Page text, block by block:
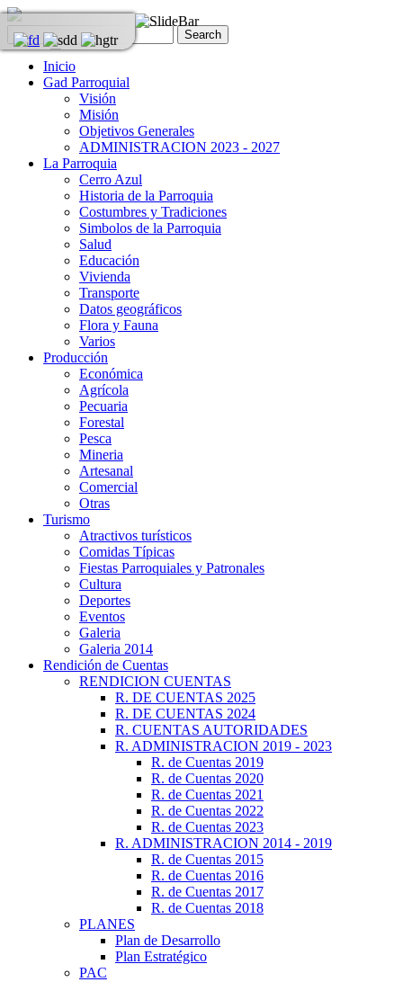
Inicio
Gad Parroquial
Visión
Misión
Objetivos Generales
ADMINISTRACION 2023 - 2027
La Parroquia
Cerro Azul
Historia de la Parroquia
Costumbres y Tradiciones
Simbolos de la Parroquia
Salud
Educación
Vivienda
Transporte
Datos geográficos
Flora y Fauna
Varios
Producción
Económica
Agrícola
Pecuaria
Forestal
Pesca
Mineria
Artesanal
Comercial
Otras
Turismo
Atractivos turísticos
Comidas Típicas
Fiestas Parroquiales y Patronales
Cultura
Deportes
Eventos
Galeria
Galeria 2014
Rendición de Cuentas
RENDICION CUENTAS
R. DE CUENTAS 2025
R. DE CUENTAS 2024
R. CUENTAS AUTORIDADES
R. ADMINISTRACION 2019 - 2023
R. de Cuentas 2019
R. de Cuentas 2020
R. de Cuentas 2021
R. de Cuentas 2022
R. de Cuentas 2023
R. ADMINISTRACION 2014 - 2019
R. de Cuentas 2015
R. de Cuentas 2016
R. de Cuentas 2017
R. de Cuentas 2018
PLANES
Plan de Desarrollo
Plan Estratégico
PAC